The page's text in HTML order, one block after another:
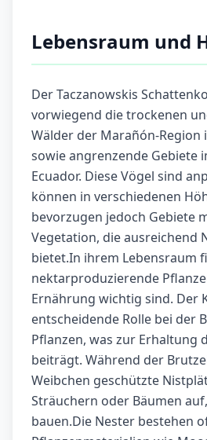
Lebensraum und
Der Taczanowskis
vorwiegend die trockenen
Wälder der Marañón-Region
sowie angrenzende Gebiete
Ecuador. Diese Vögel sind
können in verschiedenen
bevorzugen jedoch Gebiete
Vegetation, die ausreichend
bietet.In ihrem Lebensraum
nektarproduzierende
Ernährung wichtig sind. Der
entscheidende Rolle bei der
Pflanzen, was zur Erhaltung
beiträgt. Während der
Weibchen geschützte
Sträuchern oder Bäumen
bauen.Die Nester bestehen